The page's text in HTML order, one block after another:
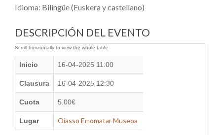
Idioma: Bilingüe (Euskera y castellano)
DESCRIPCIÓN DEL EVENTO
Inicio 16-04-2025 11:00
Clausura 16-04-2025 12:30
Cuota 5.00€
Lugar Oiasso Erromatar Museoa